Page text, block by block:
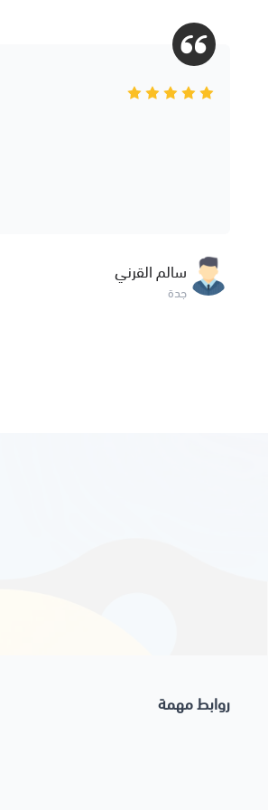
سالم القرني
جدة
روابط مهمة